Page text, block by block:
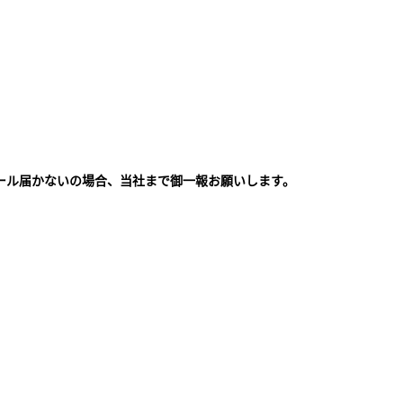
届かないの場合、当社まで御一報お願いします。